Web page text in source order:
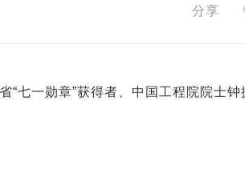
分享
七一勋章”获得者、中国工程院院士